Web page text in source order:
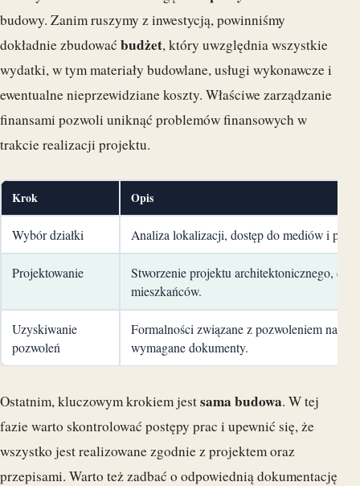
budowy. Zanim ruszymy z inwestycją, powinniśmy
dokładnie zbudować budżet, który uwzględnia wszystkie
wydatki, w tym materiały budowlane, usługi wykonawcze i
ewentualne nieprzewidziane koszty. Właściwe zarządzanie
finansami pozwoli uniknąć problemów finansowych w
trakcie realizacji projektu.
Krok Opis
Wybór działki Analiza lokalizacji, dostęp do mediów i
Projektowanie
Stworzenie projektu architektonicznego,
mieszkańców.
Uzyskiwanie
pozwoleń
Formalności związane z pozwoleniem na
wymagane dokumenty.
Ostatnim, kluczowym krokiem jestsama budowa. W tej
fazie warto skontrolować postępy prac i upewnić się, że
wszystko jest realizowane zgodnie z projektem oraz
przepisami. Warto też zadbać o odpowiednią dokumentację